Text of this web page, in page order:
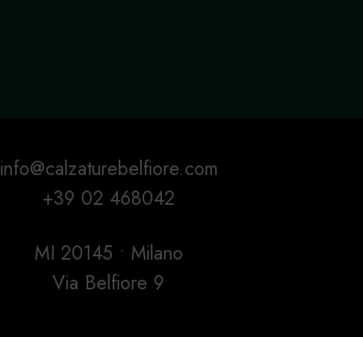
info@calzaturebelfiore.com
+39 02 468042
MI 20145 • Milano
Via Belfiore 9